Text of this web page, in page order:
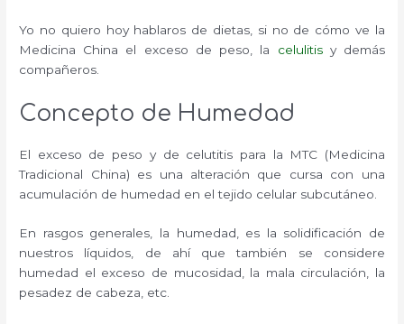
Yo no quiero hoy hablaros de dietas, si no de cómo ve la
Medicina China el exceso de peso, la celulitisy demás
compañeros.
Concepto de Humedad
El exceso de peso y de celutitis para la MTC (Medicina
Tradicional China) es una alteración que cursa con una
acumulación de humedad en el tejido celular subcutáneo.
En rasgos generales, la humedad, es la solidificación de
nuestros líquidos, de ahí que también se considere
humedad el exceso de mucosidad, la mala circulación, la
pesadez de cabeza, etc.